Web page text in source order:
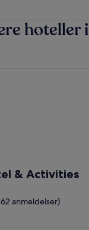
hoteller i
& Activities
anmeldelser)